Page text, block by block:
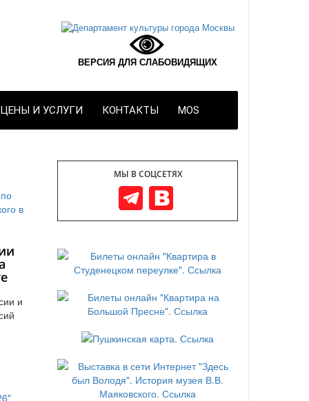
ВЕРСИЯ ДЛЯ СЛАБОВИДЯЩИХ
ЦЕНЫ И УСЛУГИ КОНТАКТЫ MOS
и
МЫ В СОЦСЕТЯХ